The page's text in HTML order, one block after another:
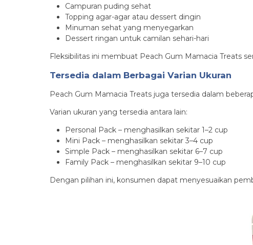
Campuran puding sehat
Topping agar-agar atau dessert dingin
Minuman sehat yang menyegarkan
Dessert ringan untuk camilan sehari-hari
Fleksibilitas ini membuat Peach Gum Mamacia Treats
Tersedia dalam Berbagai Varian Ukuran
Peach Gum Mamacia Treats juga tersedia dalam
Varian ukuran yang tersedia antara lain:
Personal Pack – menghasilkan sekitar 1–2 cup
Mini Pack – menghasilkan sekitar 3–4 cup
Simple Pack – menghasilkan sekitar 6–7 cup
Family Pack – menghasilkan sekitar 9–10 cup
Dengan pilihan ini, konsumen dapat menyesuaikan